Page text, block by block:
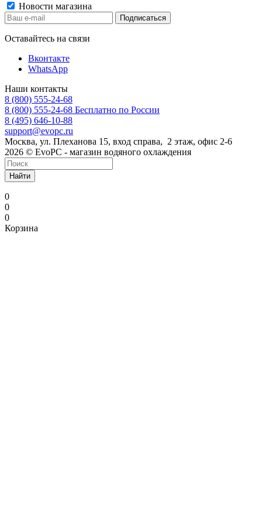
Новости магазина
Оставайтесь на связи
Вконтакте
WhatsApp
Наши контакты
8 (800) 555-24-68
8 (800) 555-24-68 Бесплатно по России
8 (495) 646-10-88
support@evopc.ru
Москва, ул. Плеханова 15, вход справа, 2 этаж, офис 2-6
2026 © EvoPC - магазин водяного охлаждения
Найти
0
0
0
Корзина